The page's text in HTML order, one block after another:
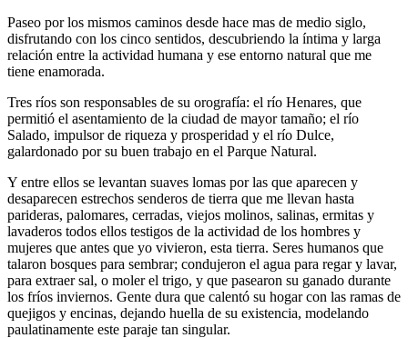
Paseo por los mismos caminos desde hace mas de medio siglo,
disfrutando con los cinco sentidos, descubriendo la íntima y larga
relación entre la actividad humana y ese entorno natural que me
tiene enamorada.
Tres ríos son responsables de su orografía: el río Henares, que
permitió el asentamiento de la ciudad de mayor tamaño; el río
Salado, impulsor de riqueza y prosperidad y el río Dulce,
galardonado por su buen trabajo en el Parque Natural.
Y entre ellos se levantan suaves lomas por las que aparecen y
desaparecen estrechos senderos de tierra que me llevan hasta
parideras, palomares, cerradas, viejos molinos, salinas, ermitas y
lavaderos todos ellos testigos de la actividad de los hombres y
mujeres que antes que yo vivieron, esta tierra. Seres humanos que
talaron bosques para sembrar; condujeron el agua para regar y lavar,
para extraer sal, o moler el trigo, y que pasearon su ganado durante
los fríos inviernos. Gente dura que calentó su hogar con las ramas de
quejigos y encinas, dejando huella de su existencia, modelando
paulatinamente este paraje tan singular.